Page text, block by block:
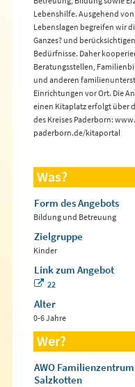
Lebenshilfe. Ausgehend
Lebenslagen begreifen wir
Ganzes? und
Bedürfnisse. Daher
Beratungsstellen,
und anderen
Einrichtungen vor Ort. Die
einen Kitaplatz erfolgt über
des Kreises Paderborn:
paderborn.de/kitaportal
Was?
Form des Angebots
Bildung und Betreuung
Zielgruppe
Kinder
Link zum Angebot
22
Alter
0-6 Jahre
Wer?
AWO Familienzentrum
Salzkotten